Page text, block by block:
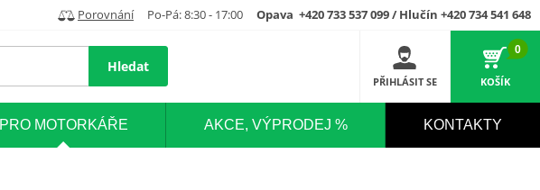
Porovnání Po-Pá: 8:30 - 17:00 Opava +420 733 537 099 / Hlučín +420 734 541 648
Hledat
PŘIHLÁSIT SE
0
KOŠÍK
PRO MOTORKÁŘE AKCE, VÝPRODEJ % KONTAKTY